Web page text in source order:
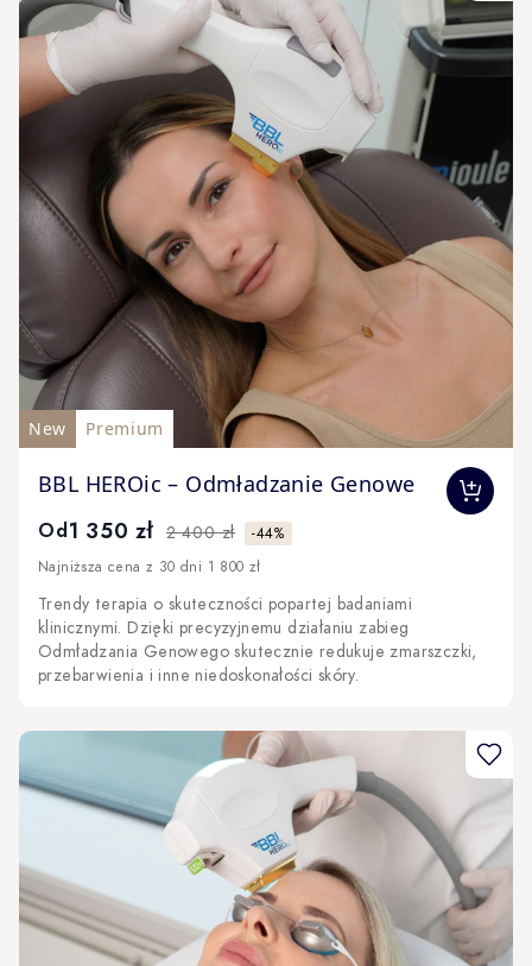
New Premium
BBL HEROic – Odmładzanie Genowe
The price depends on the options chosen on the
Od1 350 zł 2 400 zł
-44%
Najniższa cena z 30 dni 1 800 zł
Trendy terapia o skuteczności popartej badaniami
klinicznymi. Dzięki precyzyjnemu działaniu zabieg
Odmładzania Genowego skutecznie redukuje zmarszczki,
przebarwienia i inne niedoskonałości skóry.